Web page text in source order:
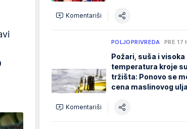
Komentariši
POLJOPRIVREDA PRE 17
Požari, suša i visoka
temperatura kroje
tržišta: Ponovo se
cena maslinovog ulja
Komentariši